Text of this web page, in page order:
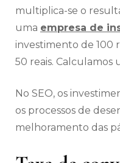
multiplica-se o
uma empresa de
investimento de 100
50 reais. Calculamos
No SEO, os
os processos de
melhoramento das